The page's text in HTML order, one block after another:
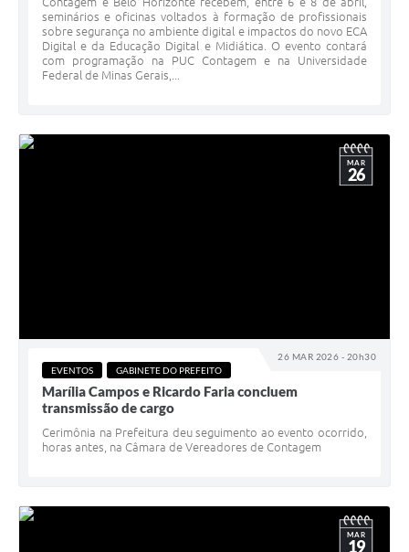
seminários e oficinas voltados à formação de profissionais
sobre segurança no ambiente digital e impactos do novo ECA
Digital e da Educação Digital e Midiática. O evento contará
com programação na PUC Contagem e na Universidade
Federal de Minas Gerais,...
26 MAR 2026 - 20h30
MAR
26
EVENTOS GABINETE DO PREFEITO
Marília Campos e Ricardo Faria concluem
transmissão de cargo
Cerimônia na Prefeitura deu seguimento ao evento ocorrido,
horas antes, na Câmara de Vereadores de Contagem
MAR
19